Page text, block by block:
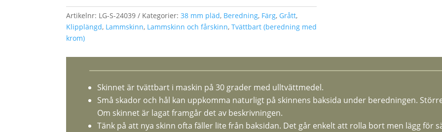
Artikelnr: LG-S-24039 Kategorier:38 mm pläd, Beredning, Färg, Grått,
Klipplängd, Lammskinn, Lammskinn och fårskinn,Tvättbart (beredning med
krom)
Skinnet är tvättbart i maskin på 30 grader med ulltvättmedel.
Små skador och hål kan uppkomma naturligt på skinnens baksida under beredningen.
Om skinnet är lagat framgår det av beskrivningen.
Tänk på att nya skinn ofta fäller lite från baksidan. Det går enkelt att rolla bort men lägg för